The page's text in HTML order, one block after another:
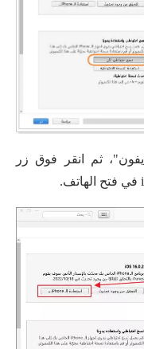
ثم انقر فوق زر